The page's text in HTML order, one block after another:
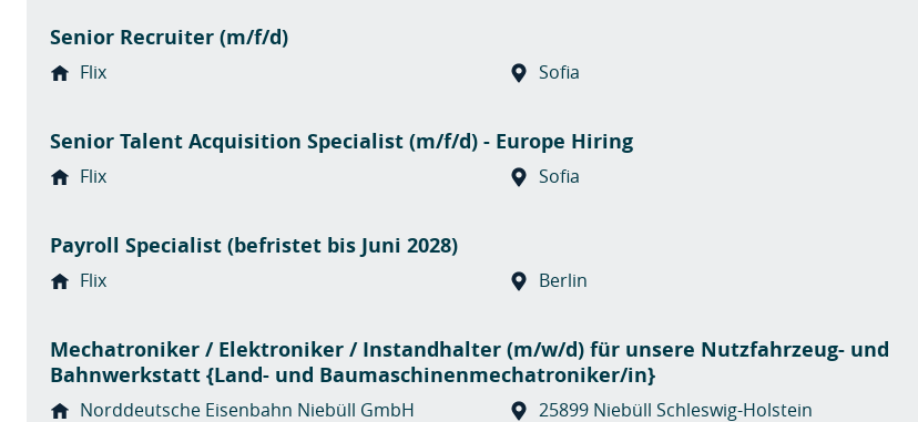
Senior Recruiter (m/f/d)
Flix Sofia
Senior Talent Acquisition Specialist (m/f/d) - Europe Hiring
Flix Sofia
Payroll Specialist (befristet bis Juni 2028)
Flix Berlin
Mechatroniker / Elektroniker / Instandhalter (m/w/d) für unsere Nutzfahrzeug- und
Bahnwerkstatt {Land- und Baumaschinenmechatroniker/in}
Norddeutsche Eisenbahn Niebüll GmbH 25899 Niebüll Schleswig-Holstein